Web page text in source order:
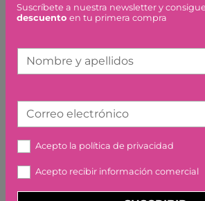
12,50 €
Suscríbete a nuestra newsletter y
descuento en tu primera compra
Nombre y apellidos
Correo electrónico
Acepto la política de privacidad
Acepto recibir información comercial